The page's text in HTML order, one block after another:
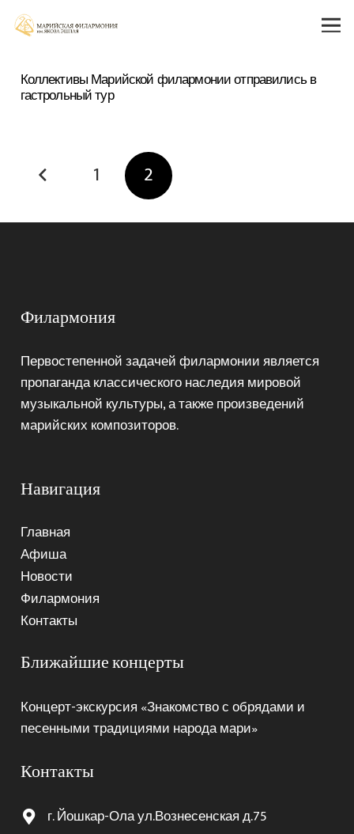
Коллективы Марийской филармонии отправились в
гастрольный тур
1 2
Филармония
Первостепенной задачей филармонии является
пропаганда классического наследия мировой
музыкальной культуры, а также произведений
марийских композиторов.
Навигация
Главная
Афиша
Новости
Филармония
Контакты
Ближайшие концерты
Концерт-экскурсия «Знакомство с обрядами и
песенными традициями народа мари»
Контакты
г. Йошкар-Ола ул.Вознесенская д.75